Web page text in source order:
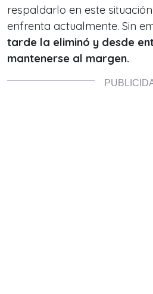
respaldarlo en este
enfrenta actualmente. Sin
tarde la eliminó y desde
mantenerse al margen.